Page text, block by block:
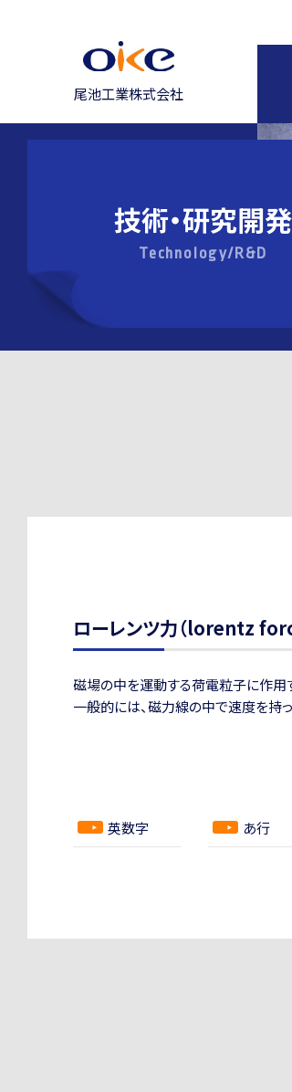
尾池工業株式会社
技術・研究開発
Technology/R&D
ローレンツ力（lorentz
磁場の中を運動する荷電粒子に作用
一般的には、磁力線の中で速度を持
英数字 あ行